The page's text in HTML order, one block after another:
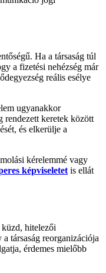
Ha a társaság túl
a fizetési nehézség már
reális esélye
ugyanakkor
rendezett keretek között
és elkerülje a
kérelemmé vagy
képviseletet is ellát
hitelezői
társaság reorganizációja
érdemes mielőbb